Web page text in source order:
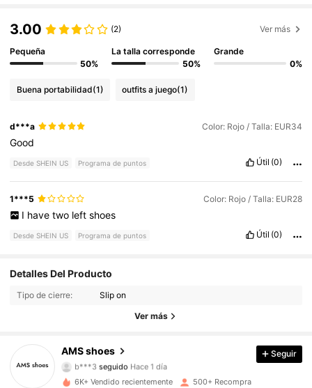
3.00 (2) Ver más
Pequeña
50%
La talla corresponde
50%
Grande
0%
Buena portabilidad(1) outfits a juego(1)
d***a Color: Rojo / Talla: EUR34
Good
Desde SHEIN US Programa de puntos Útil (0)
1***5 Color: Rojo / Talla: EUR28
I have two left shoes
Desde SHEIN US Programa de puntos Útil (0)
Detalles Del Producto
Tipo de cierre: Slip on
Ver más
AMS shoes
4.80 409 Seguidores
409 Seguidores
4.80
b***3 seguido Hace 1 día
4.80
Seguir
6K+ Vendido recientemente 500+ Recompra